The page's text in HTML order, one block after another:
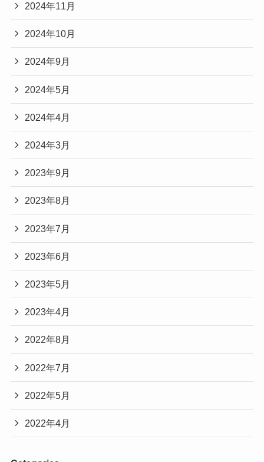
2024年11月
2024年10月
2024年9月
2024年5月
2024年4月
2024年3月
2023年9月
2023年8月
2023年7月
2023年6月
2023年5月
2023年4月
2022年8月
2022年7月
2022年5月
2022年4月